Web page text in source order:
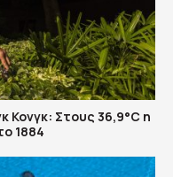
Κονγκ: Στους 36,9°C η
1884